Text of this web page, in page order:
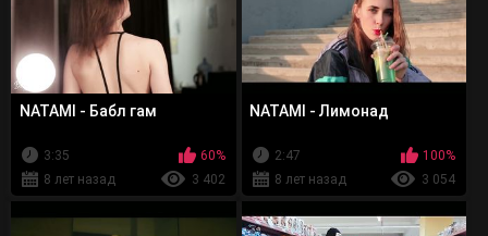
NATAMI - Бабл гам
3:35
60%
8 лет назад
3 402
NATAMI - Лимонад
2:47
100%
8 лет назад
3 054